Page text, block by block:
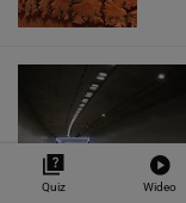
Quiz Wideo